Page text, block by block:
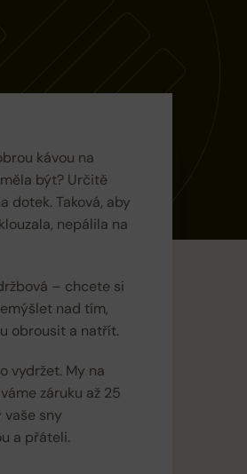
kávou na
být? Určitě
dotek. Taková, aby
nepálila na
– chcete si
nad tím,
obrousit a natřít.
vydržet. My na
záruku až 25
vaše sny
a přáteli.